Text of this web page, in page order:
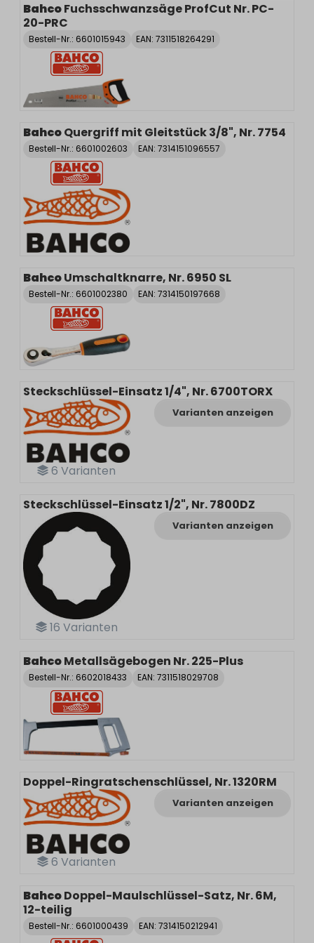
BahcoFuchsschwanzsäge ProfCut Nr. PC-
20-PRC
Bestell-Nr.: 6601015943 EAN: 7311518264291
BahcoQuergriff mit Gleitstück 3/8", Nr. 7754
Bestell-Nr.: 6601002603 EAN: 7314151096557
BahcoUmschaltknarre, Nr. 6950 SL
Bestell-Nr.: 6601002380 EAN: 7314150197668
6 Varianten
Steckschlüssel-Einsatz 1/4", Nr. 6700TORX
Varianten anzeigen
16 Varianten
Steckschlüssel-Einsatz 1/2", Nr. 7800DZ
Varianten anzeigen
BahcoMetallsägebogen Nr. 225-Plus
Bestell-Nr.: 6602018433 EAN: 7311518029708
6 Varianten
Doppel-Ringratschenschlüssel, Nr. 1320RM
Varianten anzeigen
BahcoDoppel-Maulschlüssel-Satz, Nr. 6M,
12-teilig
Bestell-Nr.: 6601000439 EAN: 7314150212941